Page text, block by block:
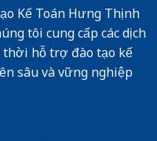
Kế Toán Hưng Thịnh
tôi cung cấp các dịch
hỗ trợ đào tạo kế
sâu và vững nghiệp